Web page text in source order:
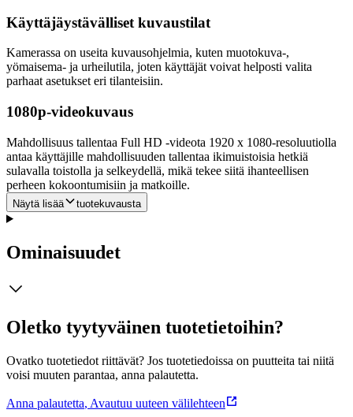
Käyttäjäystävälliset kuvaustilat
Kamerassa on useita kuvausohjelmia, kuten muotokuva-,
yömaisema- ja urheilutila, joten käyttäjät voivat helposti valita
parhaat asetukset eri tilanteisiin.
1080p-videokuvaus
Mahdollisuus tallentaa Full HD -videota 1920 x 1080-resoluutiolla
antaa käyttäjille mahdollisuuden tallentaa ikimuistoisia hetkiä
sulavalla toistolla ja selkeydellä, mikä tekee siitä ihanteellisen
perheen kokoontumisiin ja matkoille.
Näytä lisää tuotekuvausta
Ominaisuudet
Oletko tyytyväinen tuotetietoihin?
Ovatko tuotetiedot riittävät? Jos tuotetiedoissa on puutteita tai niitä
voisi muuten parantaa, anna palautetta.
Anna palautetta, Avautuu uuteen välilehteen